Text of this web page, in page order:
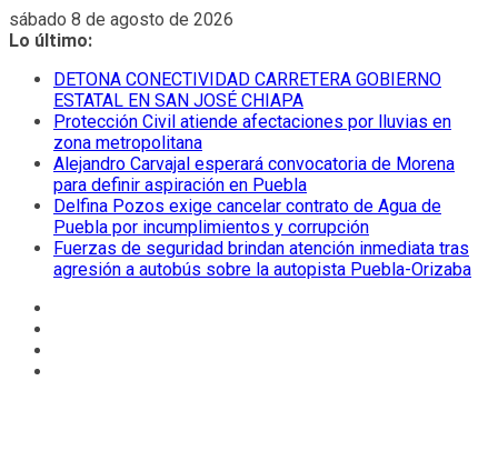
Saltar
al
sábado 8 de agosto de 2026
Lo último:
DETONA CONECTIVIDAD CARRETERA GOBIERNO
ESTATAL EN SAN JOSÉ CHIAPA
Protección Civil atiende afectaciones por lluvias en
zona metropolitana
Alejandro Carvajal esperará convocatoria de Morena
para definir aspiración en Puebla
Delfina Pozos exige cancelar contrato de Agua de
Puebla por incumplimientos y corrupción
Fuerzas de seguridad brindan atención inmediata tras
agresión a autobús sobre la autopista Puebla-Orizaba